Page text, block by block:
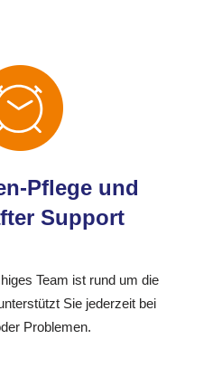
Pflege und
Support
Team ist rund um die
Sie jederzeit bei
Problemen.